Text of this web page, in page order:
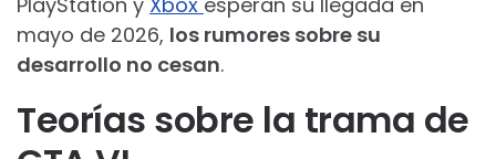
mayo de 2026, los rumores sobre su
desarrollo no cesan.
Teorías sobre la trama de